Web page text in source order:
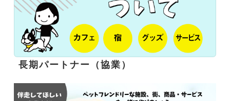
長期パートナー（協業）